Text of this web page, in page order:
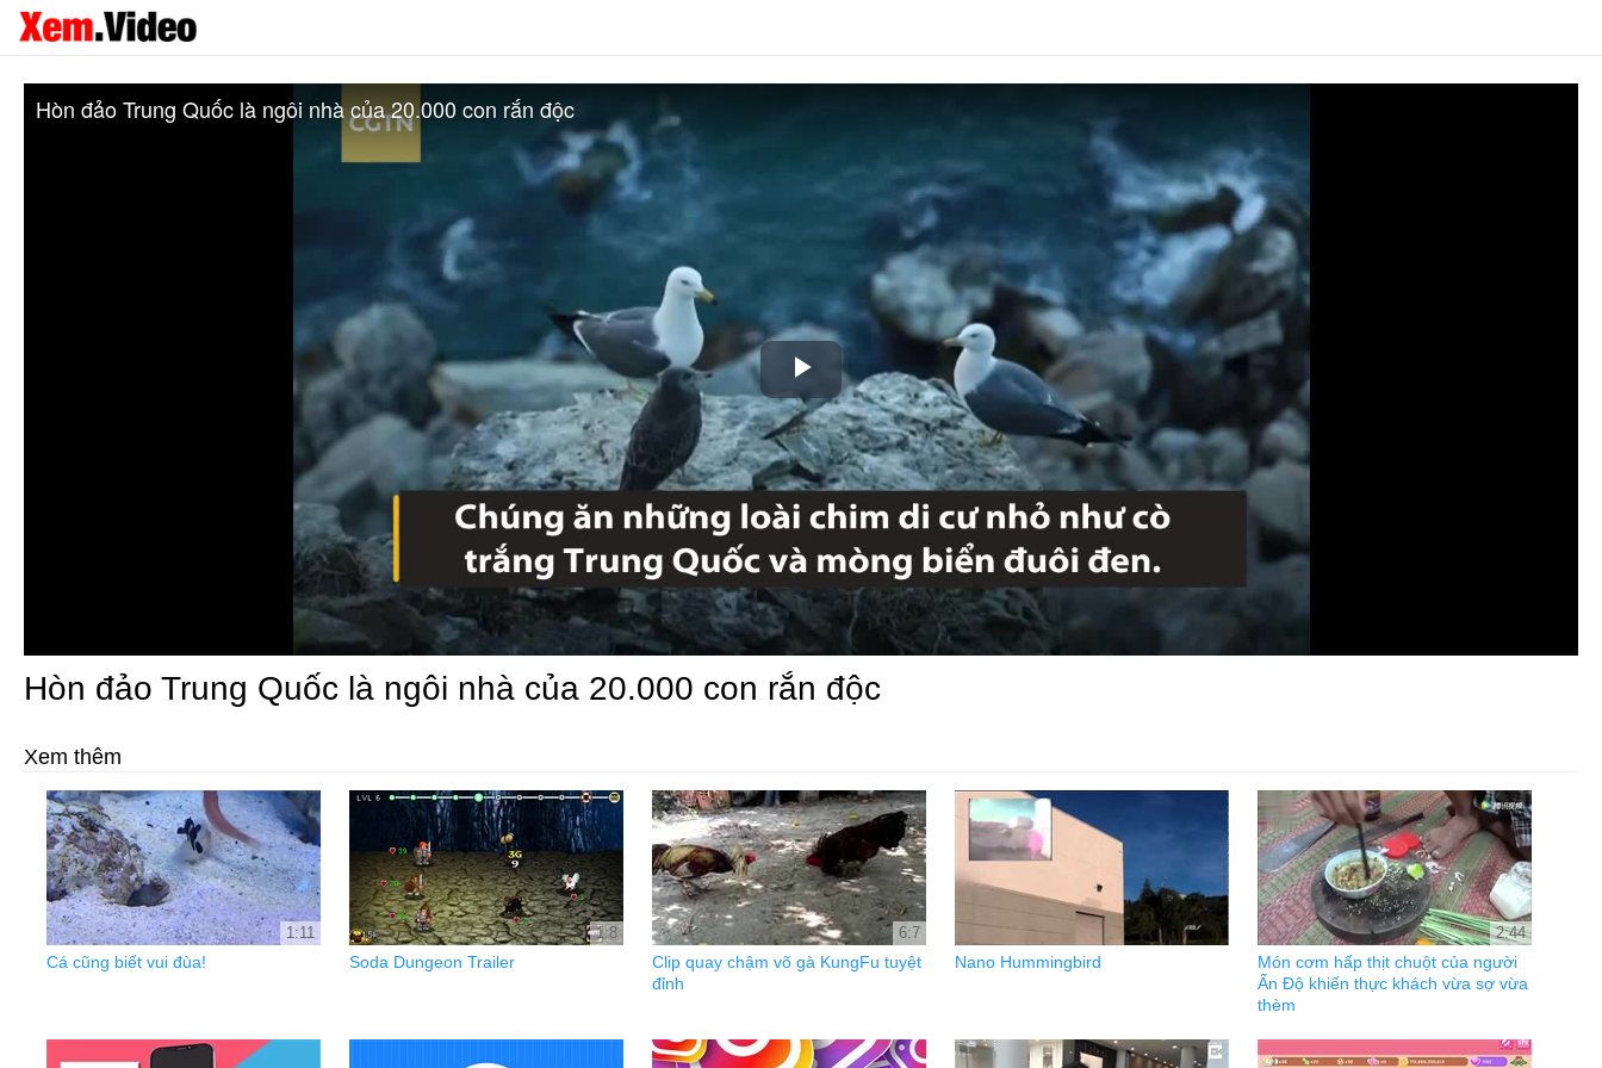
Play
Video
Hòn đảo Trung Quốc là ngôi nhà của 20.000 con rắn độc
Hòn đảo Trung Quốc là ngôi nhà của 20.000 con rắn độc
Xem thêm
1:11
Cá cũng biết vui đùa!
1:8
Soda Dungeon Trailer
6:7
Clip quay chậm võ gà KungFu tuyệt
đỉnh
Nano Hummingbird
2:44
Món cơm hấp thịt chuột của người
Ấn Độ khiến thực khách vừa sợ vừa
thèm